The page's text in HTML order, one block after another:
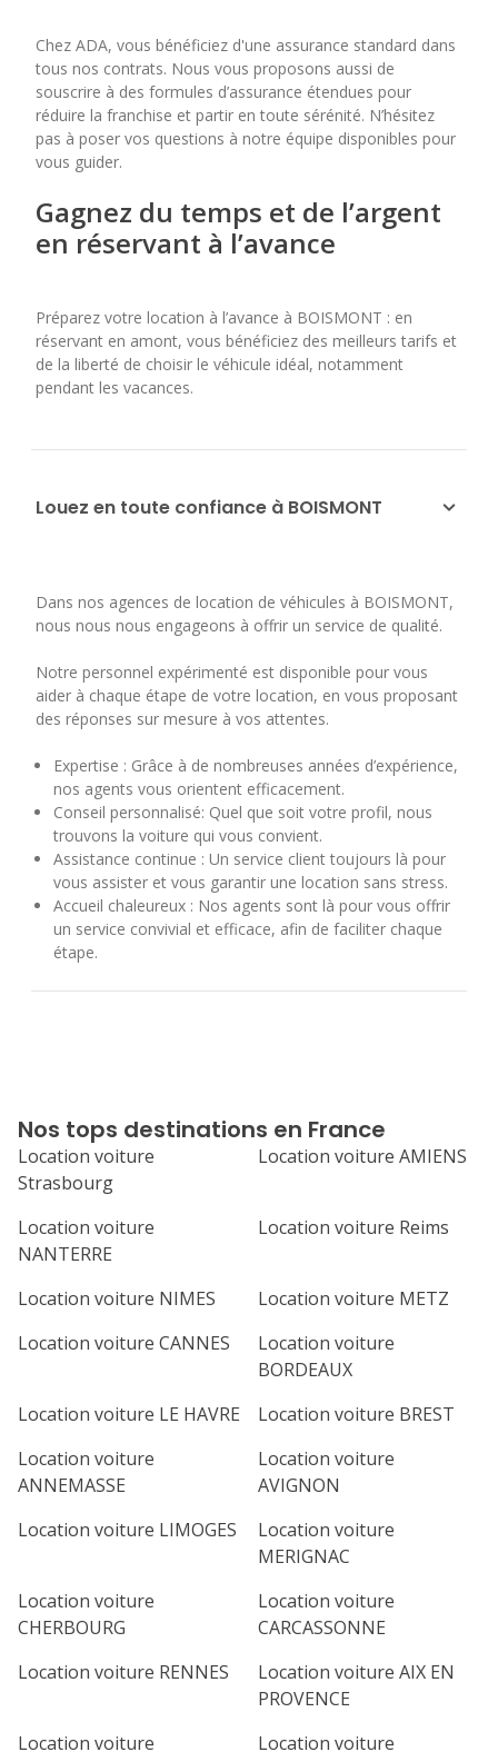
Chez ADA, vous bénéficiez d'une assurance standard dans
tous nos contrats. Nous vous proposons aussi de
souscrire à des formules d’assurance étendues pour
réduire la franchise et partir en toute sérénité. N’hésitez
pas à poser vos questions à notre équipe disponibles pour
vous guider.
Gagnez du temps et de l’argent
en réservant à l’avance
Préparez votre location à l’avance à BOISMONT : en
réservant en amont, vous bénéficiez des meilleurs tarifs et
de la liberté de choisir le véhicule idéal, notamment
pendant les vacances.
Louez en toute confiance à BOISMONT
Dans nos agences de location de véhicules à BOISMONT,
nous nous nous engageons à offrir un service de qualité.
Notre personnel expérimenté est disponible pour vous
aider à chaque étape de votre location, en vous proposant
des réponses sur mesure à vos attentes.
Expertise : Grâce à de nombreuses années d’expérience,
nos agents vous orientent efficacement.
Conseil personnalisé: Quel que soit votre profil, nous
trouvons la voiture qui vous convient.
Assistance continue : Un service client toujours là pour
vous assister et vous garantir une location sans stress.
Accueil chaleureux : Nos agents sont là pour vous offrir
un service convivial et efficace, afin de faciliter chaque
étape.
Nos tops destinations en France
Location voiture
Strasbourg
Location voiture AMIENS
Location voiture
NANTERRE
Location voiture Reims
Location voiture NIMES
Location voiture METZ
Location voiture CANNES
Location voiture
BORDEAUX
Location voiture LE HAVRE
Location voiture BREST
Location voiture
ANNEMASSE
Location voiture
AVIGNON
Location voiture LIMOGES
Location voiture
MERIGNAC
Location voiture
CHERBOURG
Location voiture
CARCASSONNE
Location voiture RENNES
Location voiture AIX EN
PROVENCE
Location voiture
Location voiture